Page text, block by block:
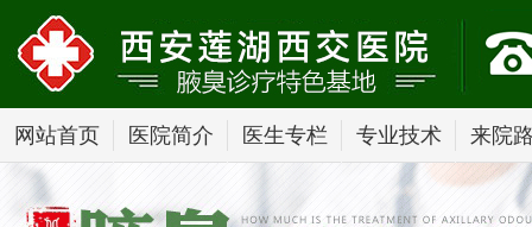
网站首页 医院简介 医生专栏 专业技术 来院